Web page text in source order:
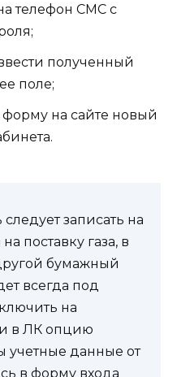
телефон СМС с
полученный
поле;
на сайте новый
записать на
поставку газа, в
бумажный
всегда под
на
в ЛК опцию
учетные данные от
в форму входа